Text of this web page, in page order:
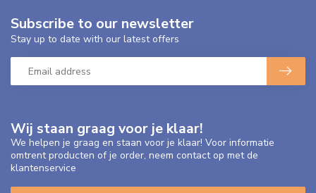
Wij staan graag voor je klaar!
We helpen je graag en staan voor je klaar! Voor informatie
omtrent producten of je order, neem contact op met de
klantenservice
Subscribe to our newsletter
Stay up to date with our latest offers